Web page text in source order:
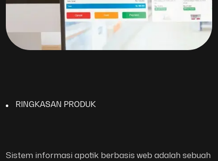
RINGKASAN PRODUK
Sistem informasi apotik berbasis web adalah sebuah